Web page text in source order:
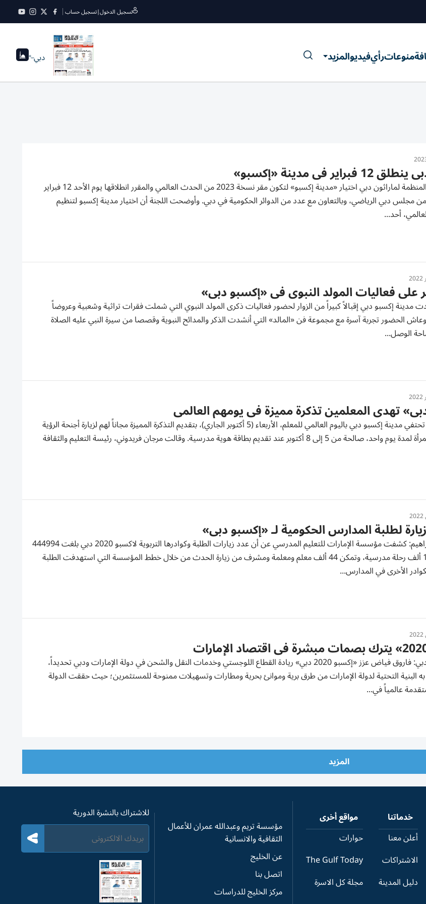
تسجيل الدخول|تسجيل حساب
منوعاترأيفيديوالمزيد دبي--°
في مدينة «إكسبو»
أعلنت اللجنة المنظمة لماراثون دبي اختيار «مدينة إكسبو» لتكون مقر نسخة 2023 من الحدث العالمي والمقرر انطلاقها يوم الأحد 12 فبراير
مجلس دبي الرياضي، وبالتعاون مع عدد من الدوائر الحكومية في دبي. وأوضحت اللجنة أن اختيار مدينة إكسبو لتنظيم
أحد...
على فعاليات المولد النبوي في «إكسبو دبي»
مدينة إكسبو دبي إقبالاً كبيراً من الزوار لحضور فعاليات ذكرى المولد النبوي التي شملت فقرات تراثية وشعبية وعروضاً
الحضور تجربة آسرة مع مجموعة فن «المالد» التي أنشدت الذكر والمدائح النبوية وقصصا من سيرة النبي عليه الصلاة
الوصل...
تهدي المعلمين تذكرة مميزة في يومهم العالمي
دبي:«الخليج» تحتفي مدينة إكسبو دبي باليوم العالمي للمعلم، الأربعاء (5 أكتوبر الجاري)، بتقديم التذكرة المميزة مجاناً لهم لزيارة أجنحة الرؤية
وتيرا وألف والمرأة لمدة يوم واحد، صالحة من 5 إلى 8 أكتوبر عند تقديم بطاقة هوية مدرسية. وقالت مرجان فريدوني، رئيسة التعليم والثقافة
دبي- محمد ابراهيم: كشفت مؤسسة الإمارات للتعليم المدرسي عن أن عدد زيارات الطلبة وكوادرها التربوية لاكسبو 2020 دبي بلغت 444994
زيارة؛ بواقع 16 ألف رحلة مدرسية، وتمكن 44 ألف معلم ومعلمة ومشرف من زيارة الحدث من خلال خطط المؤسسة التي استهدفت الطلبة
الأخرى في المدارس...
إكسبو 2020 دبي: فاروق فياض عزز «إكسبو 2020 دبي» ريادة القطاع اللوجستي وخدمات النقل والشحن في دولة الإمارات ودبي تحديداً،
البنية التحتية لدولة الإمارات من طرق برية وموانئ بحرية ومطارات وتسهيلات ممنوحة للمستثمرين؛ حيث حققت الدولة
عالمياً في...
المزيد
خدماتنا
أعلن معنا
الاشتراكات
دليل المدينة
مواقع أخرى
حوارات
The Gulf Today
مجلة كل الاسرة
مؤسسة تريم وعبدالله عمران للأعمال
الثقافية والانسانية
عن الخليج
اتصل بنا
مركز الخليج للدراسات
للاشتراك بالنشرة الدورية